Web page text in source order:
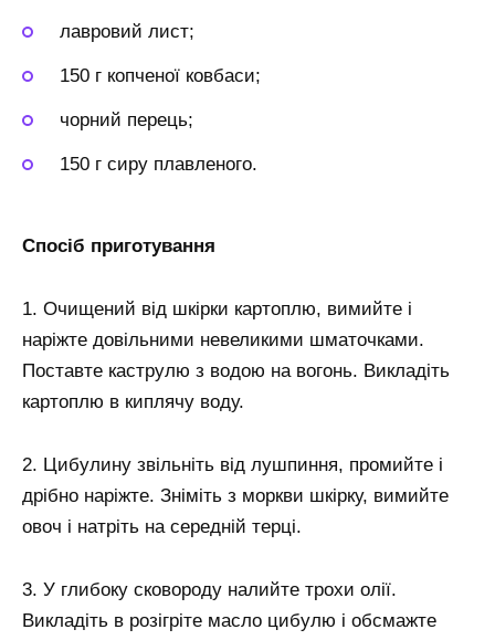
лавровий лист;
150 г копченої ковбаси;
чорний перець;
150 г сиру плавленого.
Спосіб приготування
1. Очищений від шкірки картоплю, вимийте і
наріжте довільними невеликими шматочками.
Поставте каструлю з водою на вогонь. Викладіть
картоплю в киплячу воду.
2. Цибулину звільніть від лушпиння, промийте і
дрібно наріжте. Зніміть з моркви шкірку, вимийте
овоч і натріть на середній терці.
3. У глибоку сковороду налийте трохи олії.
Викладіть в розігріте масло цибулю і обсмажте